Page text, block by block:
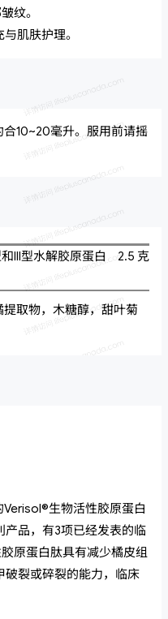
纹。
肌肤护理。
10~20毫升。服用前请摇
III型水解胶原蛋白
2.5 克
取物，木糖醇，甜叶菊
生物活性胶原蛋白
品，有3项已经发表的临
原蛋白肽具有减少橘皮组
破裂或碎裂的能力，临床